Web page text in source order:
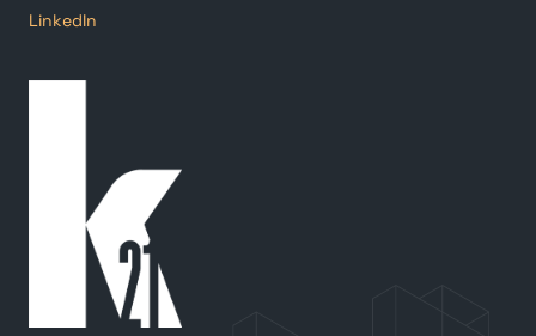
LinkedIn